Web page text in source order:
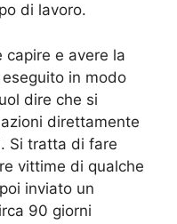
di lavoro.
e avere la
in modo
dire che si
direttamente
Si tratta di fare
vittime di qualche
inviato un
90 giorni